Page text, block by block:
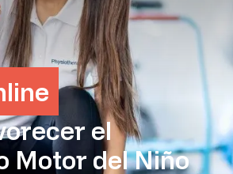
el
Motor del Niño